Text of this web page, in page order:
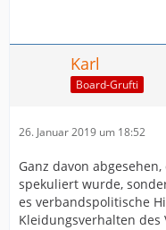
Karl
Board-Grufti
26. Januar 2019 um 18:52
Ganz davon
spekuliert wurde,
es verbandspolitische
Kleidungsverhalten des